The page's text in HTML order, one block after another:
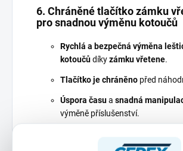
6. Chráněné tlačítko zámku
pro snadnou výměnu kotoučů
Rychlá a bezpečná výměna
kotoučůdíkyzámku vřetene.
Tlačítko je chráněno před
Úspora časua snadná
výměně příslušenství.